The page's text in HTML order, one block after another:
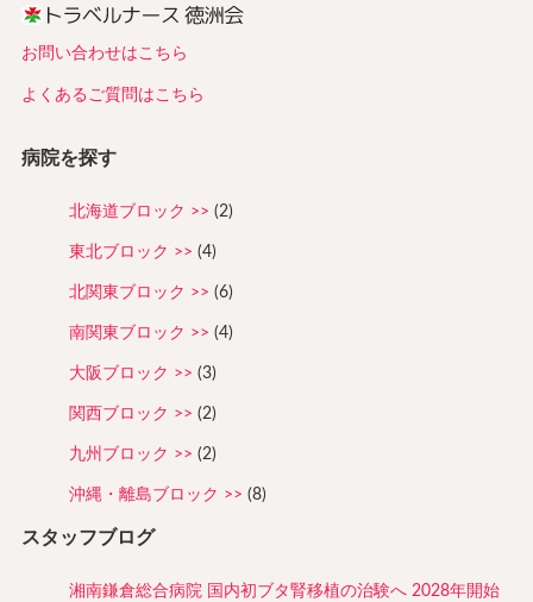
お問い合わせはこちら
よくあるご質問はこちら
病院を探す
北海道ブロック (2)
東北ブロック (4)
北関東ブロック (6)
南関東ブロック (4)
大阪ブロック (3)
関西ブロック (2)
九州ブロック (2)
沖縄・離島ブロック (8)
スタッフブログ
湘南鎌倉総合病院 国内初ブタ腎移植の治験へ 2028年開始